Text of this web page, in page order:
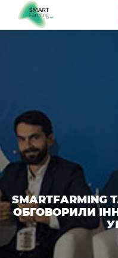
SMARTFARMING
ОБГОВОРИЛИ